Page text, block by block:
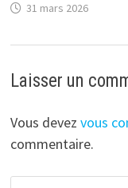
31 mars 2026
Laisser un
Vous devez vous
commentaire.